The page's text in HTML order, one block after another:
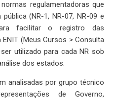
regulamentadoras que
(NR-1, NR-07, NR-09 e
facilitar o registro das
(Meus Cursos > Consulta
utilizado para cada NR sob
dos estados.
analisadas por grupo técnico
de Governo,